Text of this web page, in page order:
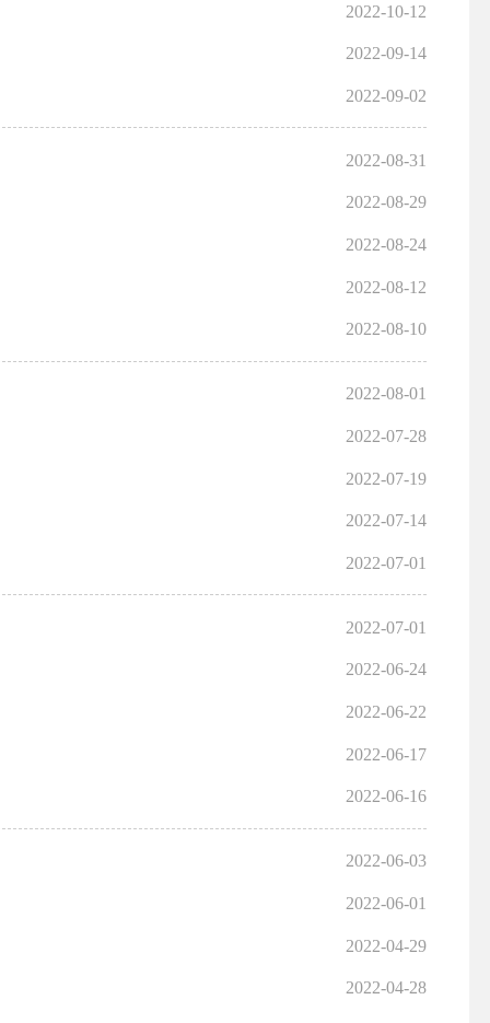
2022-10-12
2022-09-14
2022-09-02
2022-08-31
2022-08-29
2022-08-24
2022-08-12
2022-08-10
2022-08-01
2022-07-28
2022-07-19
2022-07-14
2022-07-01
2022-07-01
2022-06-24
2022-06-22
2022-06-17
2022-06-16
2022-06-03
2022-06-01
2022-04-29
2022-04-28